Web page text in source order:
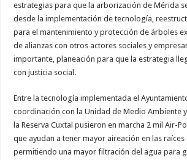
estrategias para que la arborización de Mérida
desde la implementación de tecnología,
para el mantenimiento y protección de árboles
de alianzas con otros actores sociales y
importante, planeación para que la estrategia
con justicia social.
Entre la tecnología implementada el
coordinación con la Unidad de Medio Ambiente
la Reserva Cuxtal pusieron en marcha 2 mil Air-
que ayudan a tener mayor aireación en las raíces
permitiendo una mayor filtración del agua para